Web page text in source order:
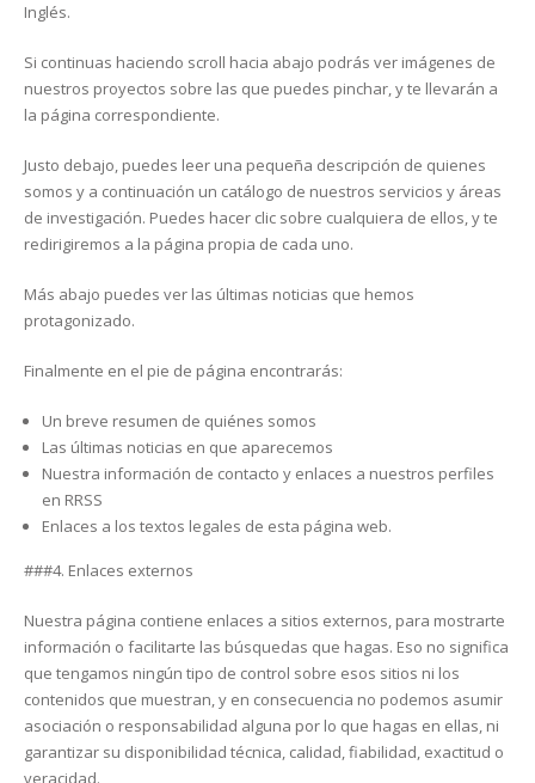
Inglés.
Si continuas haciendo scroll hacia abajo podrás ver imágenes de
nuestros proyectos sobre las que puedes pinchar, y te llevarán a
la página correspondiente.
Justo debajo, puedes leer una pequeña descripción de quienes
somos y a continuación un catálogo de nuestros servicios y áreas
de investigación. Puedes hacer clic sobre cualquiera de ellos, y te
redirigiremos a la página propia de cada uno.
Más abajo puedes ver las últimas noticias que hemos
protagonizado.
Finalmente en el pie de página encontrarás:
Un breve resumen de quiénes somos
Las últimas noticias en que aparecemos
Nuestra información de contacto y enlaces a nuestros perfiles
en RRSS
Enlaces a los textos legales de esta página web.
###4. Enlaces externos
Nuestra página contiene enlaces a sitios externos, para mostrarte
información o facilitarte las búsquedas que hagas. Eso no significa
que tengamos ningún tipo de control sobre esos sitios ni los
contenidos que muestran, y en consecuencia no podemos asumir
asociación o responsabilidad alguna por lo que hagas en ellas, ni
garantizar su disponibilidad técnica, calidad, fiabilidad, exactitud o
veracidad.